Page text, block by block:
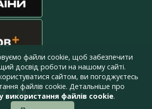
файли cookie, щоб забезпечити
досвід роботи на нашому сайті.
сайтом, ви погоджуєтесь
файлів cookie. Детальніше про
використання файлів cookie.